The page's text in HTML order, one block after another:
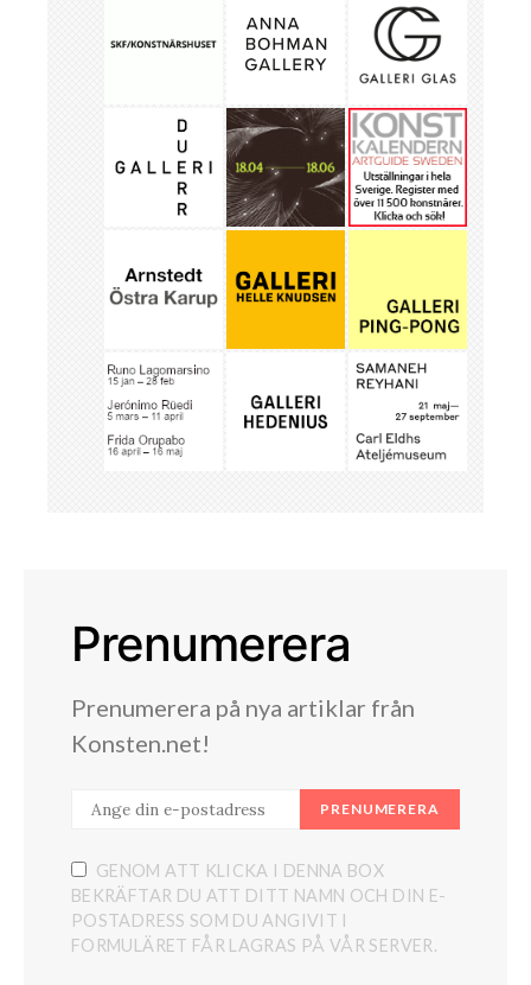
Prenumerera
Prenumerera på nya artiklar från
Konsten.net!
PRENUMERERA
GENOM ATT KLICKA I DENNA BOX
BEKRÄFTAR DU ATT DITT NAMN OCH DIN E-
POSTADRESS SOM DU ANGIVIT I
FORMULÄRET FÅR LAGRAS PÅ VÅR SERVER.